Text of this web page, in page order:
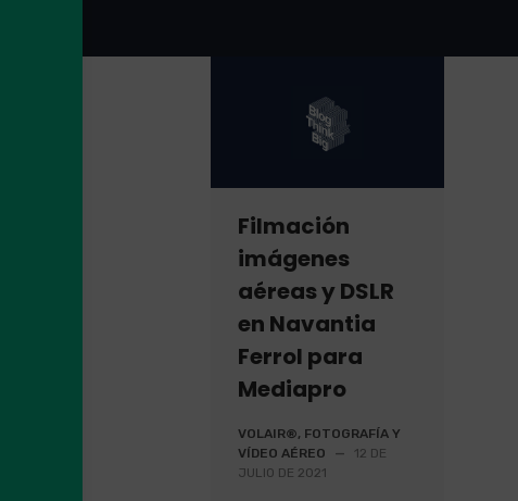
Filmación
imágenes
aéreas y DSLR
en Navantia
Ferrol para
Mediapro
VOLAIR®, FOTOGRAFÍA Y
VÍDEO AÉREO
—
12 DE
JULIO DE 2021